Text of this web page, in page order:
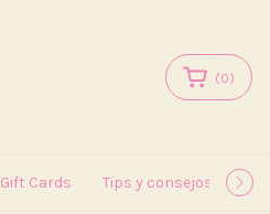
(0)
Gift Cards Tips y consejos